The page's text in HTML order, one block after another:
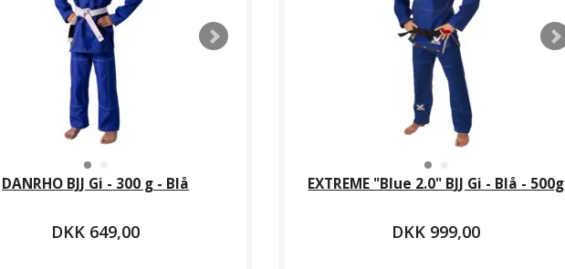
DANRHO BJJ Gi - 300 g - Blå
DKK 649,00
EXTREME "Blue 2.0" BJJ Gi - Blå - 500g
DKK 999,00